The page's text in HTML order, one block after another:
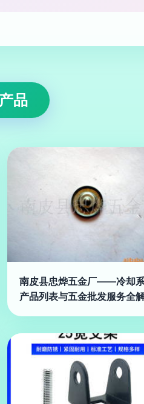
品
南皮县忠烨五金厂——冷却
产品列表与五金批发服务全